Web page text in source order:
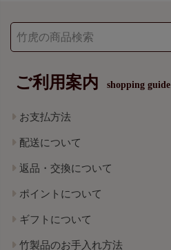
ご利用案内 shopping guide
お支払方法
配送について
返品・交換について
ポイントについて
ギフトについて
竹製品のお手入れ方法